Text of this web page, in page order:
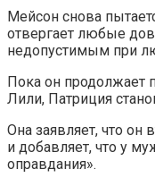
Мейсон снова
отвергает любые
недопустимым при
Пока он продолжает
Лили, Патриция
Она заявляет, что он
и добавляет, что у
оправдания».